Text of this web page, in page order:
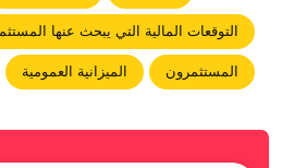
التوقعات المالية التي يبحث عنها
المستثمرون الميزانية العمومية